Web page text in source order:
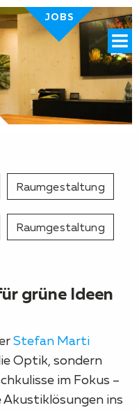
JOBS
Raumgestaltung
Raumgestaltung
grüne Ideen
Stefan Marti
Optik, sondern
im Fokus –
Akustiklösungen ins